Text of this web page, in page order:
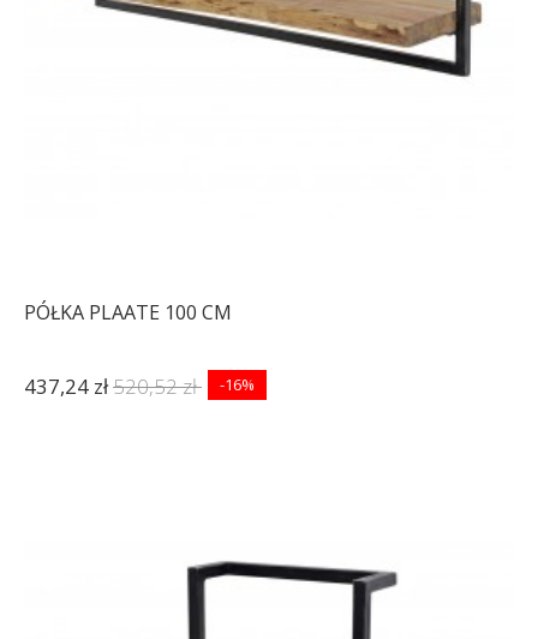
PÓŁKA PLAATE 100 CM
437,24 zł520,52 zł -16%